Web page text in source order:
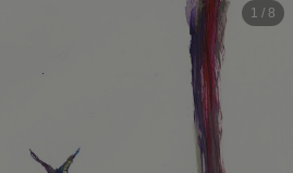
1 / 8